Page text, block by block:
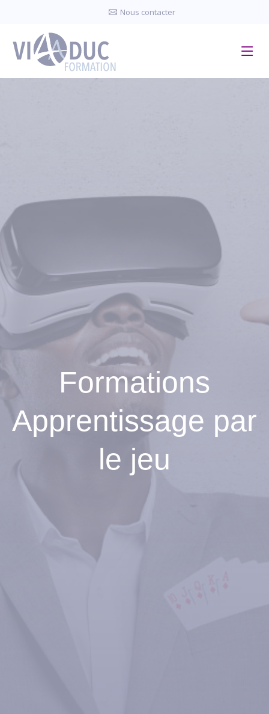
Nous contacter
Formations
Apprentissage par
le jeu
Panneau de gestion des cookies